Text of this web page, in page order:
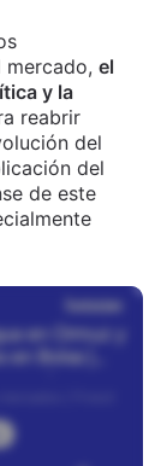
mercado, el
y la
reabrir
del
del
de este